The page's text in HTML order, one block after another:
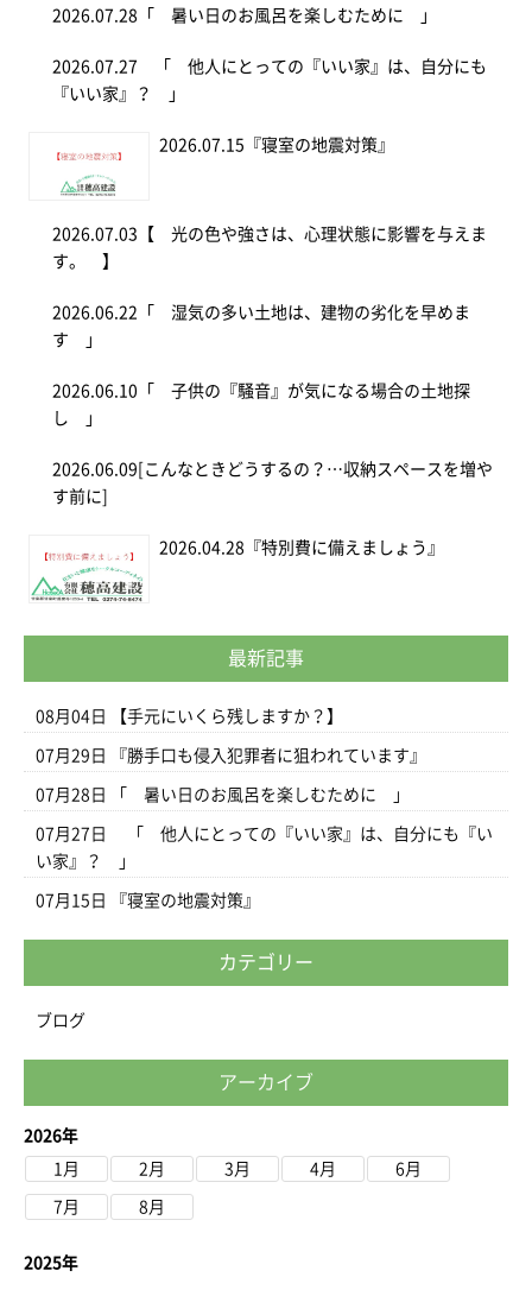
2026.07.28 「 暑い日のお風呂を楽しむために 」
2026.07.27 「 他人にとっての『いい家』は、自分にも
『いい家』？ 」
2026.07.15 『寝室の地震対策』
2026.07.03 【 光の色や強さは、心理状態に影響を与えま
す。 】
2026.06.22 「 湿気の多い土地は、建物の劣化を早めま
す 」
2026.06.10 「 子供の『騒音』が気になる場合の土地探
し 」
2026.06.09 [こんなときどうするの？…収納スペースを増や
す前に]
2026.04.28 『特別費に備えましょう』
最新記事
08月04日 【手元にいくら残しますか？】
07月29日 『勝手口も侵入犯罪者に狙われています』
07月28日 「 暑い日のお風呂を楽しむために 」
07月27日
「 他人にとっての『いい家』は、自分にも『い
い家』？ 」
07月15日 『寝室の地震対策』
カテゴリー
ブログ
アーカイブ
2026年
1月
2月 3月 4月 6月
7月 8月
2025年